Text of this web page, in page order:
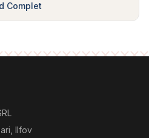
Complet
Ilfov